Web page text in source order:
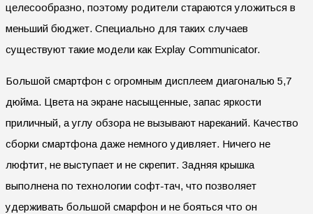
целесообразно, поэтому родители стараются уложиться в
меньший бюджет. Специально для таких случаев
существуют такие модели как Explay Communicator.
Большой смартфон с огромным дисплеем диагональю 5,7
дюйма. Цвета на экране насыщенные, запас яркости
приличный, а углу обзора не вызывают нареканий. Качество
сборки смартфона даже немного удивляет. Ничего не
люфтит, не выступает и не скрепит. Задняя крышка
выполнена по технологии софт-тач, что позволяет
удерживать большой смарфон и не бояться что он